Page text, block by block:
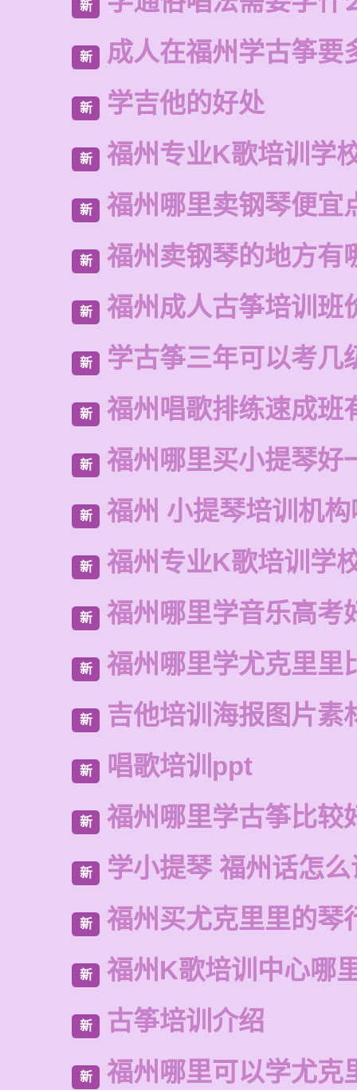
新
新 成人在福州学古筝要
新 学吉他的好处
新 福州专业K歌培训学
新 福州哪里卖钢琴便宜
新 福州卖钢琴的地方有
新 福州成人古筝培训班
新 学古筝三年可以考几
新 福州唱歌排练速成班
新 福州哪里买小提琴好
新 福州 小提琴培训机
新 福州专业K歌培训学
新 福州哪里学音乐高考
新 福州哪里学尤克里里
新 吉他培训海报图片素
新 唱歌培训ppt
新 福州哪里学古筝比较
新 学小提琴 福州话怎
新 福州买尤克里里的琴
新 福州K歌培训中心哪
新 古筝培训介绍
新 福州哪里可以学尤克